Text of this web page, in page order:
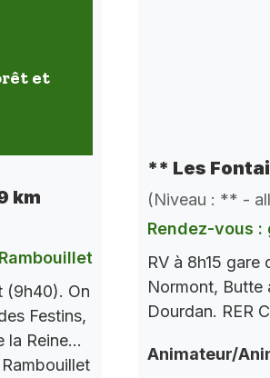
et
km
(9h40). On
Festins,
la Reine…
** Les
(Niveau : ** -
Rendez-vous :
RV à 8h15
Normont, Butte
Dourdan. RER
Animateur/